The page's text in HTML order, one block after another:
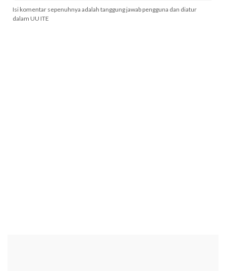
Isi komentar sepenuhnya adalah tanggung jawab pengguna dan diatur
dalam UU ITE